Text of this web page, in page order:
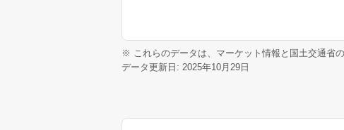
※ これらのデータは、マーケット情報と国土交通省の
データ更新日: 2025年10月29日